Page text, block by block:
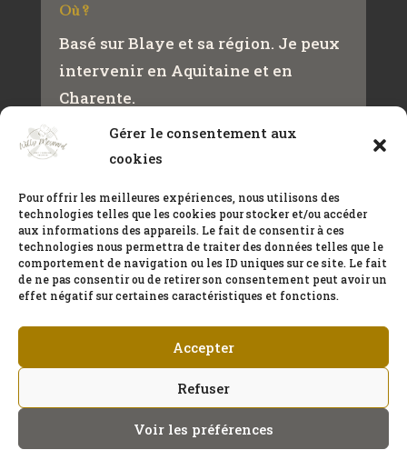
Gérer le consentement aux
cookies
Pour offrir les meilleures expériences, nous utilisons des
technologies telles que les cookies pour stocker et/ou accéder
aux informations des appareils. Le fait de consentir à ces
technologies nous permettra de traiter des données telles que le
comportement de navigation ou les ID uniques sur ce site. Le fait
de ne pas consentir ou de retirer son consentement peut avoir un
effet négatif sur certaines caractéristiques et fonctions.
Accepter
Refuser
Voir les préférences
Où ?
Basé sur Blaye et sa région. Je peux
intervenir en Aquitaine et en
Charente.
Contact
+33(0)650432466
meynardwilly@gmail.com
CONTACT